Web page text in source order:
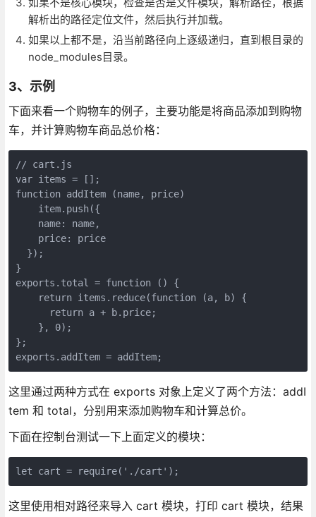
解析出的路径定位文件，然后执行并加载。
如果以上都不是，沿当前路径向上逐级递归，直到根目录的
node_modules目录。
3、示例
下面来看一个购物车的例子，主要功能是将商品添加到购物
车，并计算购物车商品总价格：
// cart.js
var items = [];
function addItem (name, price)
    item.push({
    name: name,
    price: price
  });
}
exports.total = function () {
    return items.reduce(function (a, b) {
      return a + b.price;
    }, 0);
};
exports.addItem = addItem;
这里通过两种方式在 exports 对象上定义了两个方法：addI
tem 和 total，分别用来添加购物车和计算总价。
下面在控制台测试一下上面定义的模块：
let cart = require('./cart');
这里使用相对路径来导入 cart 模块，打印 cart 模块，结果